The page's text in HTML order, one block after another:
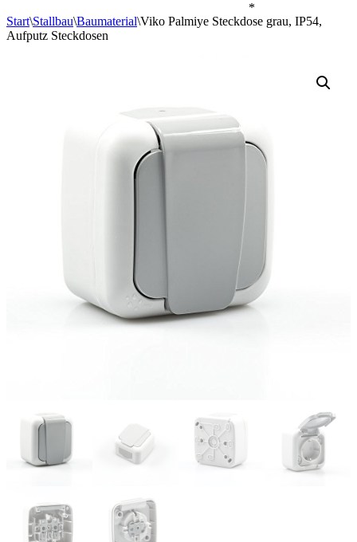
*
Start\Stallbau\Baumaterial\Viko Palmiye Steckdose grau, IP54,
Aufputz Steckdosen